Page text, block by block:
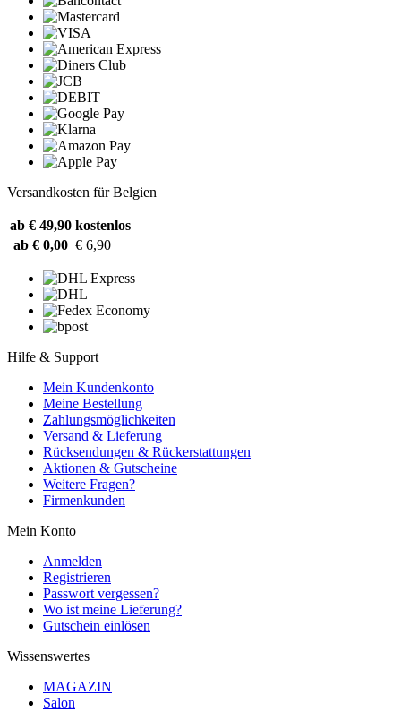
Versandkosten für Belgien
ab € 49,90 kostenlos
ab € 0,00 € 6,90
Hilfe & Support
Mein Kundenkonto
Meine Bestellung
Zahlungsmöglichkeiten
Versand & Lieferung
Rücksendungen & Rückerstattungen
Aktionen & Gutscheine
Weitere Fragen?
Firmenkunden
Mein Konto
Anmelden
Registrieren
Passwort vergessen?
Wo ist meine Lieferung?
Gutschein einlösen
Wissenswertes
MAGAZIN
Salon